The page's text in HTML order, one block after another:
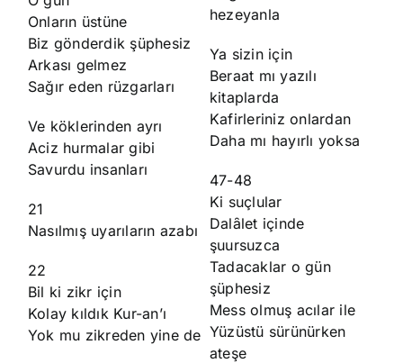
Onların üstüne
Biz gönderdik şüphesiz
Arkası gelmez
Sağır eden rüzgarları
Ve köklerinden ayrı
Aciz hurmalar gibi
Savurdu insanları
21
Nasılmış uyarıların azabı
22
Bil ki zikr için
Kolay kıldık Kur-an’ı
Yok mu zikreden yine de
hezeyanla
Ya sizin için
Beraat mı yazılı
kitaplarda
Kafirleriniz onlardan
Daha mı hayırlı yoksa
47-48
Ki suçlular
Dalȃlet içinde
şuursuzca
Tadacaklar o gün
şüphesiz
Mess olmuş acılar ile
Yüzüstü sürünürken
ateşe